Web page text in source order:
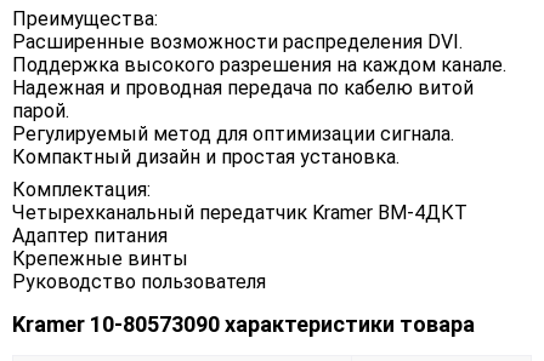
Преимущества:
Расширенные возможности распределения DVI.
Поддержка высокого разрешения на каждом канале.
Надежная и проводная передача по кабелю витой
парой.
Регулируемый метод для оптимизации сигнала.
Компактный дизайн и простая установка.
Комплектация:
Четырехканальный передатчик Kramer ВМ-4ДКТ
Адаптер питания
Крепежные винты
Руководство пользователя
Kramer 10-80573090 характеристики товара